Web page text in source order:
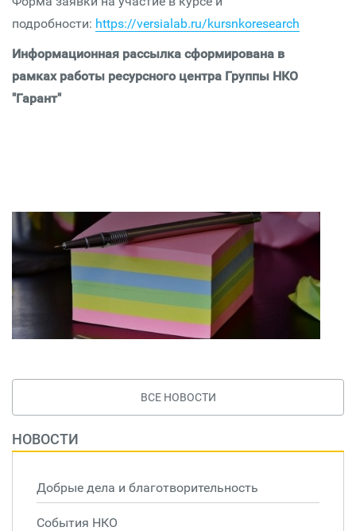
подробности: https://versialab.ru/kursnkoresearch
Информационная рассылка сформирована в
рамках работы ресурсного центра Группы НКО
"Гарант"
ВСЕ НОВОСТИ
НОВОСТИ
Добрые дела и благотворительность
События НКО